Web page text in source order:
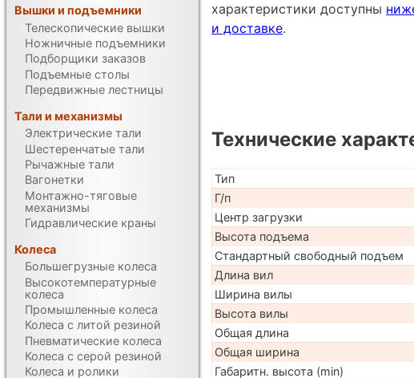
характеристики доступны
и доставке.
Технические
Тип
Г/п
Центр загрузки
Высота подъема
Стандартный свободный подъем
Длина вил
Ширина вилы
Высота вилы
Общая длина
Общая ширина
Габаритн. высота (min)
Вышки и подъемники
Телескопические вышки
Ножничные подъемники
Подборщики заказов
Подъемные столы
Передвижные лестницы
Тали и механизмы
Электрические тали
Шестеренчатые тали
Рычажные тали
Вагонетки
Монтажно-тяговые
механизмы
Гидравлические краны
Колеса
Большегрузные колеса
Высокотемпературные
колеса
Промышленные колеса
Колеса с литой резиной
Пневматические колеса
Колеса с серой резиной
Колеса и ролики